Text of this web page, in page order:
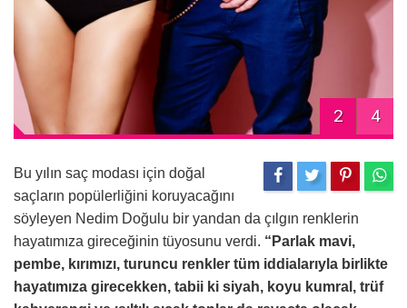
2 4
Bu yılın saç modası için doğal
saçların popülerliğini koruyacağını
söyleyen Nedim Doğulu bir yandan da çılgın renklerin
hayatımıza gireceğinin tüyosunu verdi. “Parlak mavi,
pembe, kırımızı, turuncu renkler tüm iddialarıyla birlikte
hayatımıza girecekken, tabii ki siyah, koyu kumral, trüf